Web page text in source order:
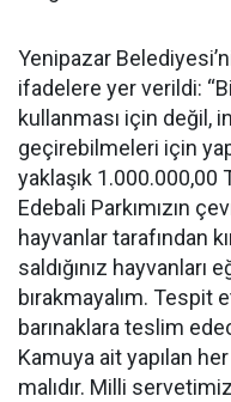
Yenipazar
ifadelere yer verildi:
kullanması için değil,
geçirebilmeleri için
yaklaşık
Edebali Parkımızın
hayvanlar tarafından
saldığınız hayvanları
bırakmayalım. Tespit
barınaklara teslim
Kamuya ait yapılan
malıdır. Milli